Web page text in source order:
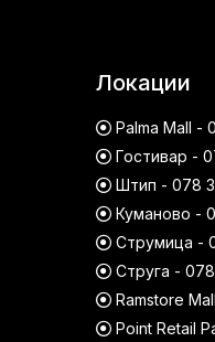
Локации
Palma Mall -
Гостивар -
Штип - 078
Куманово -
Струмица -
Струга - 078
Ramstore
Point Retail